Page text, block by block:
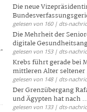
Die neue
gelesen von 160 | dts-
Die Mehrheit der
digitale
gelesen von 153 | dts-
Krebs führt gerade bei
mittleren Alter seltener
gelesen von 148 | dts-
Der Grenzübergang
und Ägypten hat nach ...
gelesen von 133 | dts-